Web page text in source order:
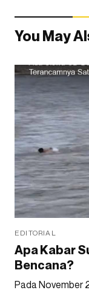
You May
EDITORIAL
Apa Kabar
Bencana?
Pada November